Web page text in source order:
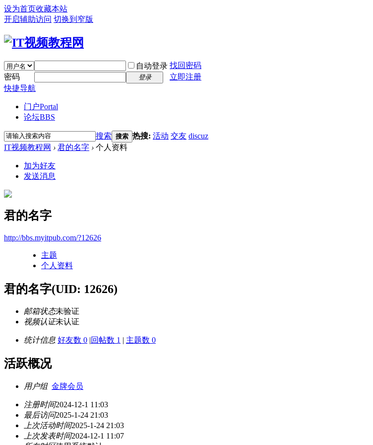
设为首页收藏本站
开启辅助访问 切换到窄版
自动登录 找回密码
密码
登录
立即注册
快捷导航
门户Portal
论坛BBS
搜索 搜索 热搜: 活动 交友 discuz
IT视频教程网 › 君的名字 › 个人资料
加为好友
发送消息
君的名字
http://bbs.myitpub.com/?12626
主题
个人资料
君的名字(UID: 12626)
邮箱状态未验证
视频认证未认证
统计信息 好友数 0 |回帖数 1 | 主题数 0
活跃概况
用户组 金牌会员
注册时间2024-12-1 11:03
最后访问2025-1-24 21:03
上次活动时间2025-1-24 21:03
上次发表时间2024-12-1 11:07